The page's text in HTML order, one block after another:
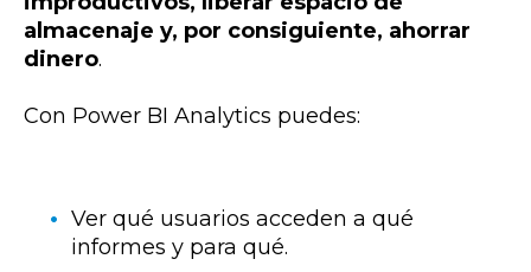
almacenaje y, por consiguiente, ahorrar
dinero.
Con Power BI Analytics puedes:
Ver qué usuarios acceden a qué
informes y para qué.